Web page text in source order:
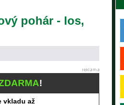
pohár - los,
!
vkladu až